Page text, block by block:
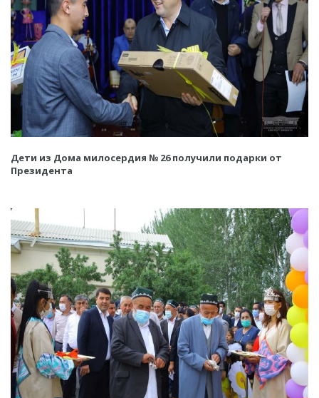
Дети из Дома милосердия № 26 получили подарки от
Президента